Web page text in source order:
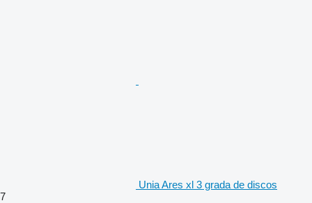
Unia Ares xl 3 grada de discos
7